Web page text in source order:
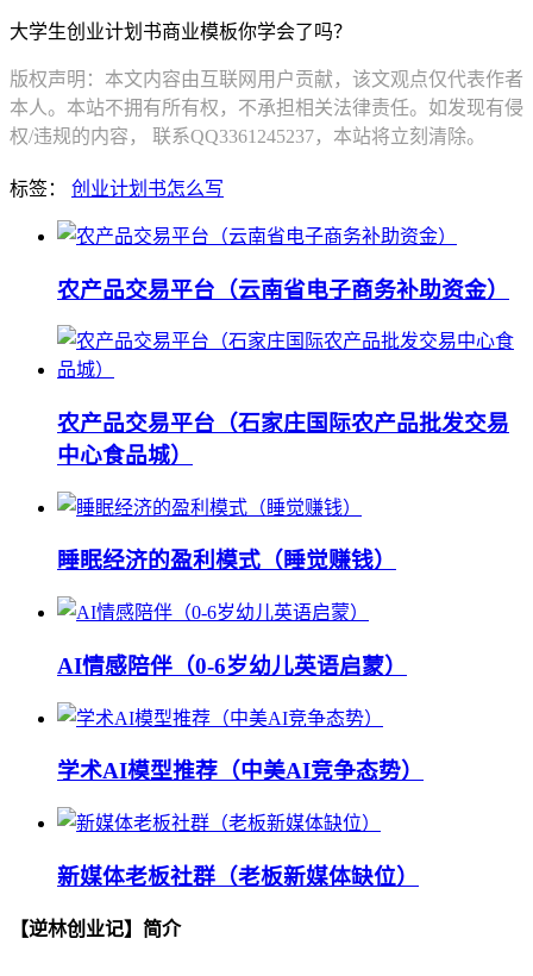
大学生创业计划书商业模板你学会了吗？
版权声明：本文内容由互联网用户贡献，该文观点仅代表作者
本人。本站不拥有所有权，不承担相关法律责任。如发现有侵
权/违规的内容， 联系QQ3361245237，本站将立刻清除。
标签： 创业计划书怎么写
农产品交易平台（云南省电子商务补助资金）
农产品交易平台（石家庄国际农产品批发交易
中心食品城）
睡眠经济的盈利模式（睡觉赚钱）
AI情感陪伴（0-6岁幼儿英语启蒙）
学术AI模型推荐（中美AI竞争态势）
新媒体老板社群（老板新媒体缺位）
【逆林创业记】简介